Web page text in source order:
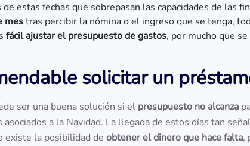
estas fechas que sobrepasan las capacidades de las
mestras percibir la nómina o el ingreso que se tenga,
fácil ajustar el presupuesto de gastos, por mucho que
solicitar un
ser una buena solución si el presupuesto no alcanza
a la Navidad. La llegada de estos días tan
existe la posibilidad de obtener el dinero que hace falta,